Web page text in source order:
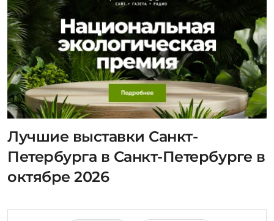
Лучшие выставки Санкт-
Петербурга в Санкт-Петербурге в
октябре 2026